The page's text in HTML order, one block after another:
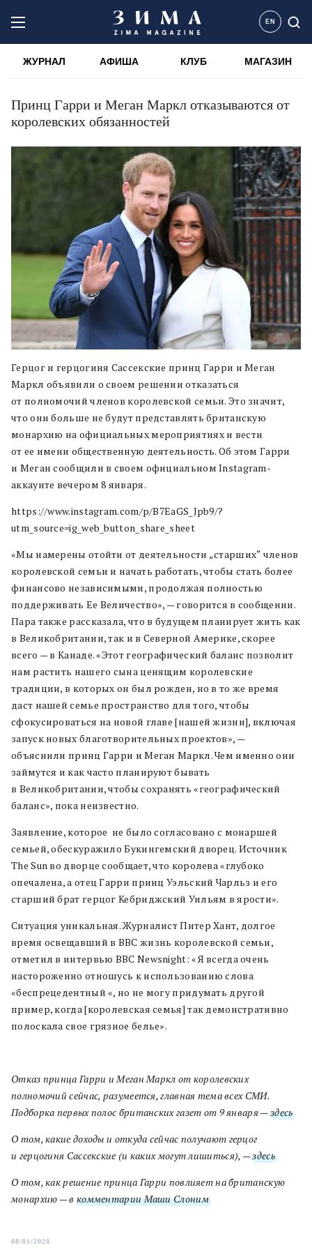
EN
ЖУРНАЛ АФИША КЛУБ МАГАЗИН
Принц Гарри и Меган Маркл отказываются от
королевских обязанностей
Герцог и герцогиня Сассекские принц Гарри и Меган
Маркл объявили о своем решении отказаться
от полномочий членов королевской семьи. Это значит,
что они больше не будут представлять британскую
монархию на официальных мероприятиях и вести
от ее имени общественную деятельность. Об этом Гарри
и Меган сообщили в своем официальном Instagram-
аккаунте вечером 8 января.
https://www.instagram.com/p/B7EaGS_Jpb9/?
utm_source=ig_web_button_share_sheet
«Мы намерены отойти от деятельности „старших“ членов
королевской семьи и начать работать, чтобы стать более
финансово независимыми, продолжая полностью
поддерживать Ее Величество», — говорится в сообщении.
Пара также рассказала, что в будущем планирует жить как
в Великобритании, так и в Северной Америке, скорее
всего — в Канаде. «Этот географический баланс позволит
нам растить нашего сына ценящим королевские
традиции, в которых он был рожден, но в то же время
даст нашей семье пространство для того, чтобы
сфокусироваться на новой главе [нашей жизни], включая
запуск новых благотворительных проектов», —
объяснили принц Гарри и Меган Маркл. Чем именно они
займутся и как часто планируют бывать
в Великобритании, чтобы сохранять «географический
баланс», пока неизвестно.
Заявление, которое не было согласовано с монаршей
семьей, обескуражило Букингемский дворец. Источник
The Sun во дворце сообщает, что королева «глубоко
опечалена, а отец Гарри принц Уэльский Чарльз и его
старший брат герцог Кебриджский Уильям в ярости».
Ситуация уникальная. Журналист Питер Хант, долгое
время освещавший в BBC жизнь королевской семьи,
отметил в интервью BBC Newsnight: «Я всегда очень
настороженно отношусь к использованию слова
«беспрецедентный «, но не могу придумать другой
пример, когда [королевская семья] так демонстративно
полоскала свое грязное белье».
Отказ принца Гарри и Меган Маркл от королевских
полномочий сейчас, разумеется, главная тема всех СМИ.
Подборка первых полос британских газет от 9 января —здесь.
О том, какие доходы и откуда сейчас получают герцог
и герцогиня Сассекские (и каких могут лишиться), —здесь.
О том, как решение принца Гарри повлияет на британскую
монархию — в комментарии Маши Слоним.
08/01/2020